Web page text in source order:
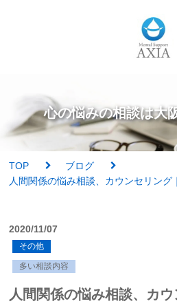
カウンセラー
アクセス・受付時間
サービス・料金一覧
実績紹介
AXIAの特徴
心の悩みの相談は大
TOP
ブログ
人間関係の悩み相談、カウンセリング
2020/11/07
その他
多い相談内容
人間関係の悩み相談、カ